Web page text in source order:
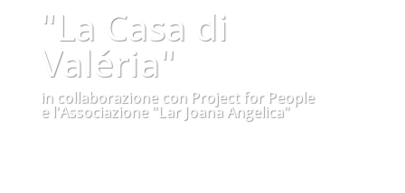
"La Casa di
Valéria"
in collaborazione con Project for People
e l'Associazione "Lar Joana Angelica"